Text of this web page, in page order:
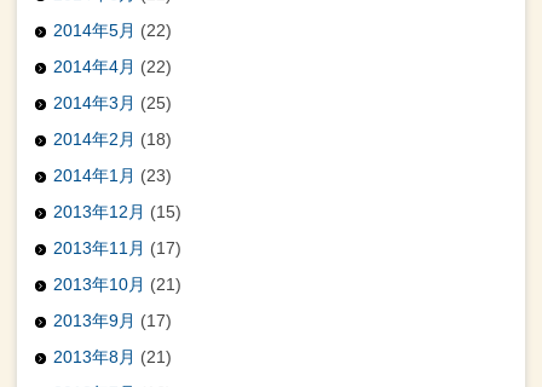
2014年5月 (22)
2014年4月 (22)
2014年3月 (25)
2014年2月 (18)
2014年1月 (23)
2013年12月 (15)
2013年11月 (17)
2013年10月 (21)
2013年9月 (17)
2013年8月 (21)